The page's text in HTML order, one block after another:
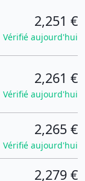
2,251 €
Vérifié aujourd'hui
2,261 €
Vérifié aujourd'hui
2,265 €
Vérifié aujourd'hui
2,279 €